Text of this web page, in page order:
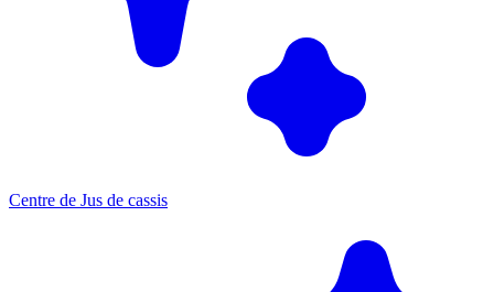
Centre de Jus de cassis